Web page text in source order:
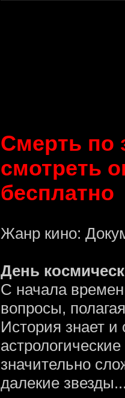
Смерть по
смотреть
бесплатно
Жанр кино:
День
С начала
вопросы,
История знает
значительно
далекие